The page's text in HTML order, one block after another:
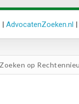
| AdvocatenZoeken.nl |